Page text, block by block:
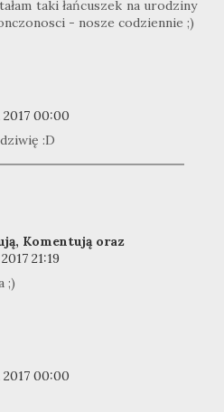
taki łańcuszek na urodziny
- nosze codziennie ;)
2017 00:00
:D
Komentują oraz
21:19
;)
2017 00:00